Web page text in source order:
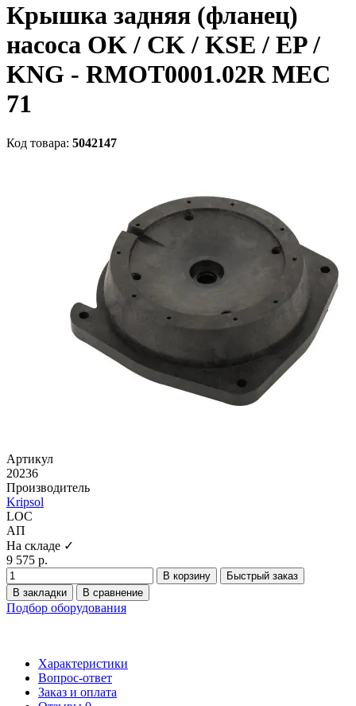
Крышка задняя (фланец)
насоса OK / CK / KSE / EP /
KNG - RMOT0001.02R MEC
71
Код товара: 5042147
Артикул
20236
Производитель
Kripsol
LOC
АП
На складе ✓
9 575 р.
В корзину
Быстрый заказ
В закладки
В сравнение
Подбор оборудования
Характеристики
Вопрос-ответ
Заказ и оплата